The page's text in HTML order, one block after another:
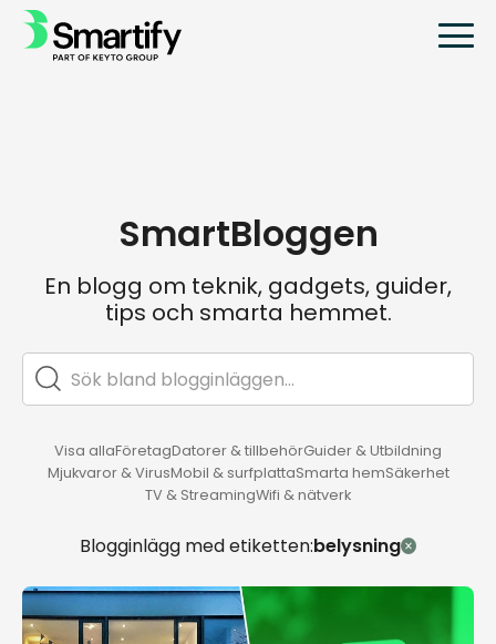
SmartBloggen
En blogg om teknik, gadgets, guider,
tips och smarta hemmet.
Visa allaFöretagDatorer & tillbehörGuider & Utbildning
Mjukvaror & VirusMobil & surfplattaSmarta hemSäkerhet
TV & StreamingWifi & nätverk
Blogginlägg med etiketten:belysning